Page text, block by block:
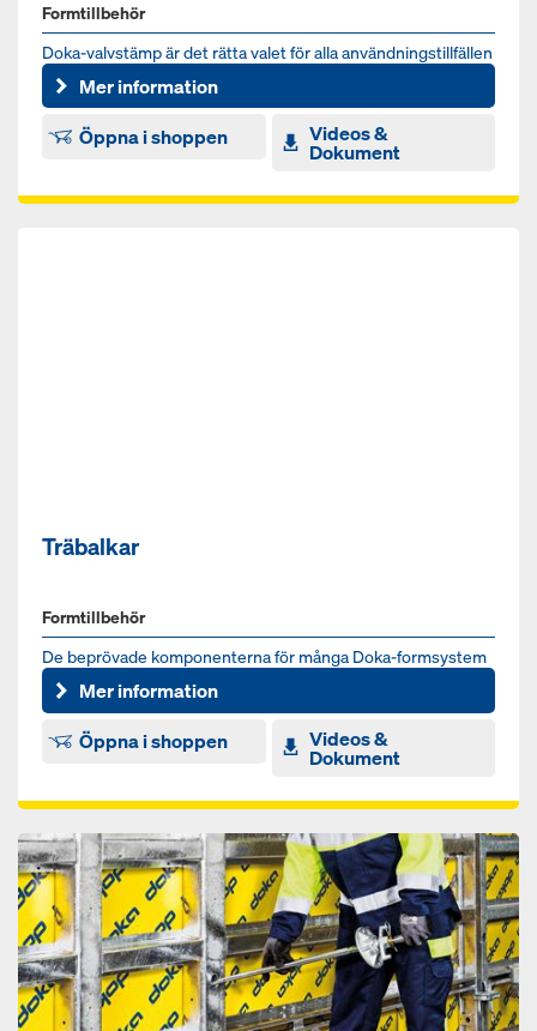
Formtillbehör
Doka-valvstämp är det rätta valet för alla användningstillfällen
och ett viktigt stämp för hårda insatser dagligen på by...
Mer information
Öppna i shoppen
Videos &
Dokument
Träbalkar
Formtillbehör
De beprövade komponenterna för många Doka-formsystem
Mer information
Öppna i shoppen
Videos &
Dokument